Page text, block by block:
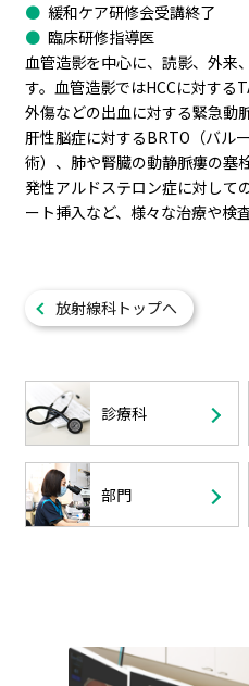
緩和ケア研修会受講終了
臨床研修指導医
血管造影を中心に、読影、外来
す。血管造影ではHCCに対する
外傷などの出血に対する緊急動
肝性脳症に対するBRTO（バル
術）、肺や腎臓の動静脈瘻の塞
発性アルドステロン症に対して
ート挿入など、様々な治療や検
放射線科トップへ
診療科
部門